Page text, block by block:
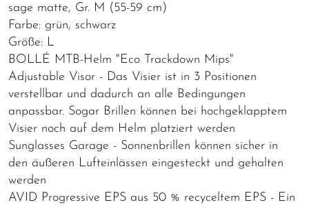
sage matte, Gr. M (55-59 cm)
Farbe: grün, schwarz
Größe: L
BOLLÉ MTB-Helm "Eco Trackdown Mips"
Adjustable Visor - Das Visier ist in 3 Positionen
verstellbar und dadurch an alle Bedingungen
anpassbar. Sogar Brillen können bei hochgeklapptem
Visier noch auf dem Helm platziert werden
Sunglasses Garage - Sonnenbrillen können sicher in
den äußeren Lufteinlässen eingesteckt und gehalten
werden
AVID Progressive EPS aus 50 % recyceltem EPS - Ein